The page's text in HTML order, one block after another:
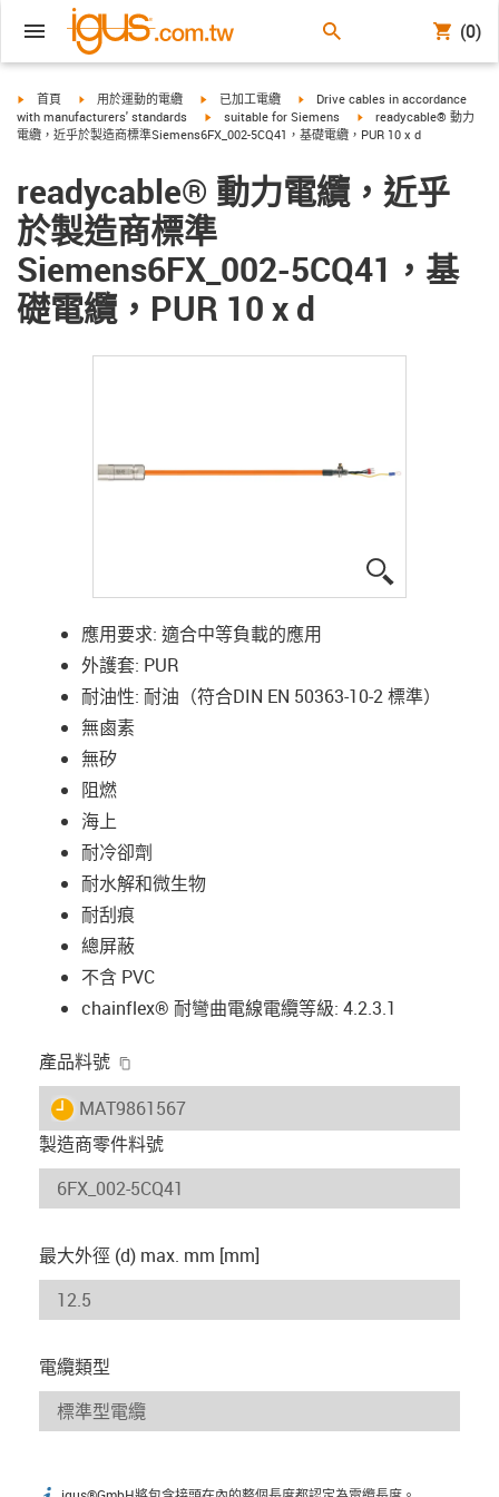
(0)
igus-icon-arrow-right
首頁 igus-icon-arrow-right
用於運動的電纜 igus-icon-arrow-right
已加工電纜 igus-icon-arrow-right
Drive cables in accordance
with manufacturers' standards
igus-icon-arrow-right
suitable for Siemens igus-icon-arrow-right
readycable® 動力
電纜，近乎於製造商標準Siemens6FX_002-5CQ41，基礎電纜，PUR 10 x d
readycable® 動力電纜，近乎
於製造商標準
Siemens6FX_002-5CQ41，基
礎電纜，PUR 10 x d
應用要求: 適合中等負載的應用
外護套: PUR
耐油性: 耐油（符合DIN EN 50363-10-2 標準）
無鹵素
無矽
阻燃
海上
耐冷卻劑
耐水解和微生物
耐刮痕
總屏蔽
不含 PVC
chainflex® 耐彎曲電線電纜等級: 4.2.3.1
產品料號
igus-icon-lieferzeit
MAT9861567
製造商零件料號
最大外徑 (d) max. mm [mm]
電纜類型